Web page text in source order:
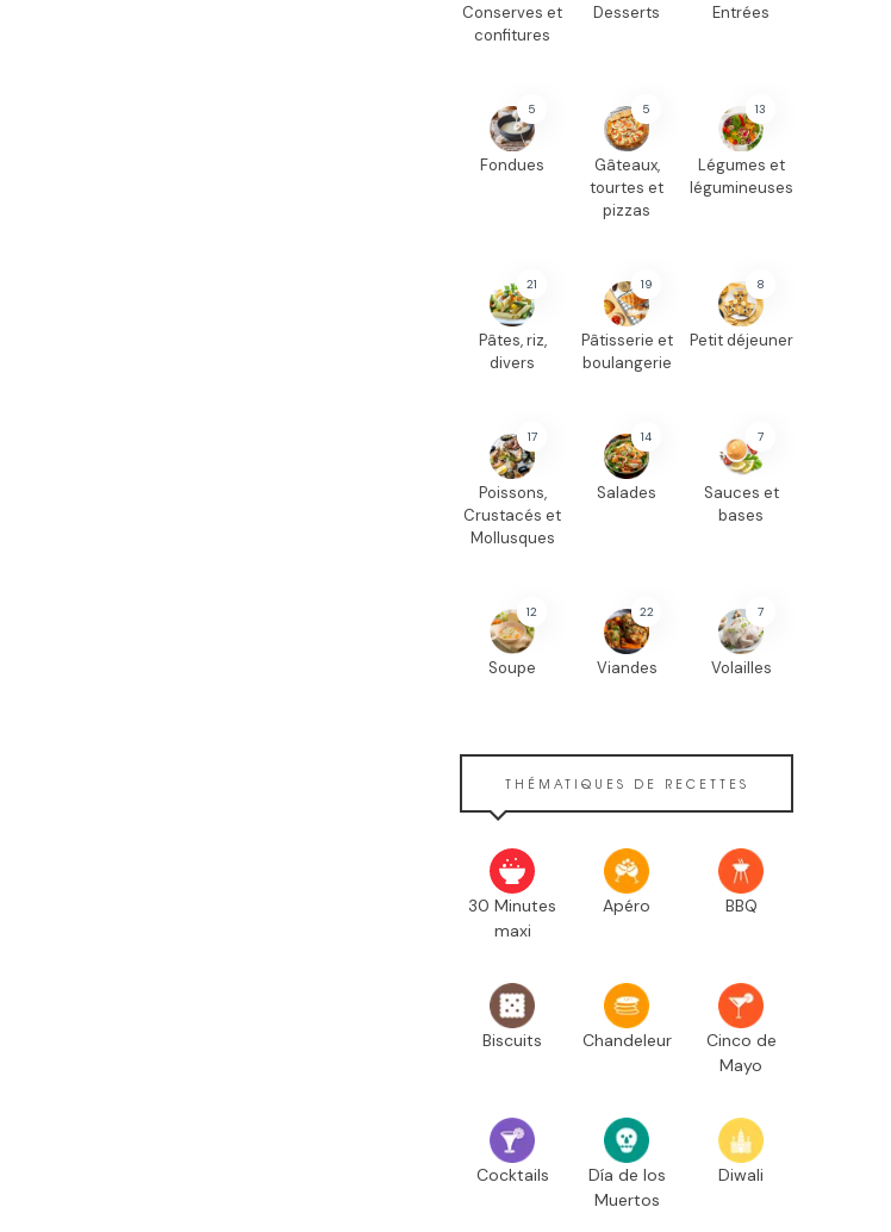
Conserves et
confitures
Desserts Entrées
5
Fondues
5
Gâteaux,
tourtes et
pizzas
13
Légumes et
légumineuses
21
Pâtes, riz,
divers
19
Pâtisserie et
boulangerie
8
Petit déjeuner
17
Poissons,
Crustacés et
Mollusques
14
Salades
7
Sauces et
bases
12
Soupe
22
Viandes
7
Volailles
THÉMATIQUES DE RECETTES
30 Minutes
maxi
Apéro BBQ
Biscuits Chandeleur
Cinco de
Mayo
Cocktails
Día de los
Muertos
Diwali